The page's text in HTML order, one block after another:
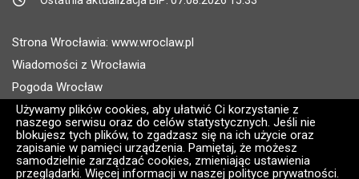
Używamy plików cookies, aby ułatwić Ci korzystanie z
naszego serwisu oraz do celów statystycznych. Jeśli nie
blokujesz tych plików, to zgadzasz się na ich użycie oraz
zapisanie w pamięci urządzenia. Pamiętaj, że możesz
samodzielnie zarządzać cookies, zmieniając ustawienia
przeglądarki. Więcej informacji w naszej polityce prywatności.
Strona Wrocławia: www.wroclaw.pl
Wiadomości z Wrocławia
Pogoda Wrocław
Rozkłady jazdy MPK Wrocław
Administratorem wroclaw.pl jest: ARAW
Wersja systemu: 2.8.30.09